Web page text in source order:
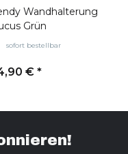
Wandhalterung
Grün
sofort bestellbar
€ *